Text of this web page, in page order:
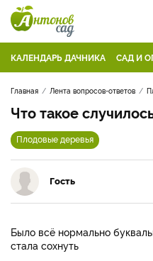
КАЛЕНДАРЬ ДАЧНИКА САД И
Главная Лента вопросов-ответов
Что такое
Плодовые деревья
Гость
Было всё нормально
стала сохнуть